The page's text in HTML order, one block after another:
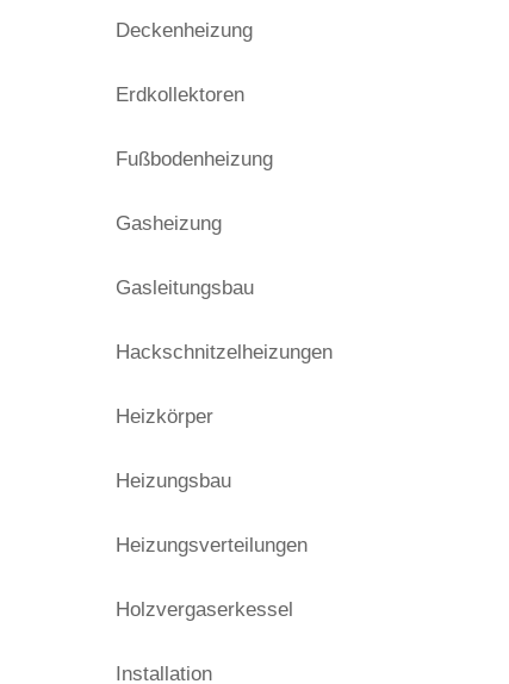
Deckenheizung
Erdkollektoren
Fußbodenheizung
Gasheizung
Gasleitungsbau
Hackschnitzelheizungen
Heizkörper
Heizungsbau
Heizungsverteilungen
Holzvergaserkessel
Installation